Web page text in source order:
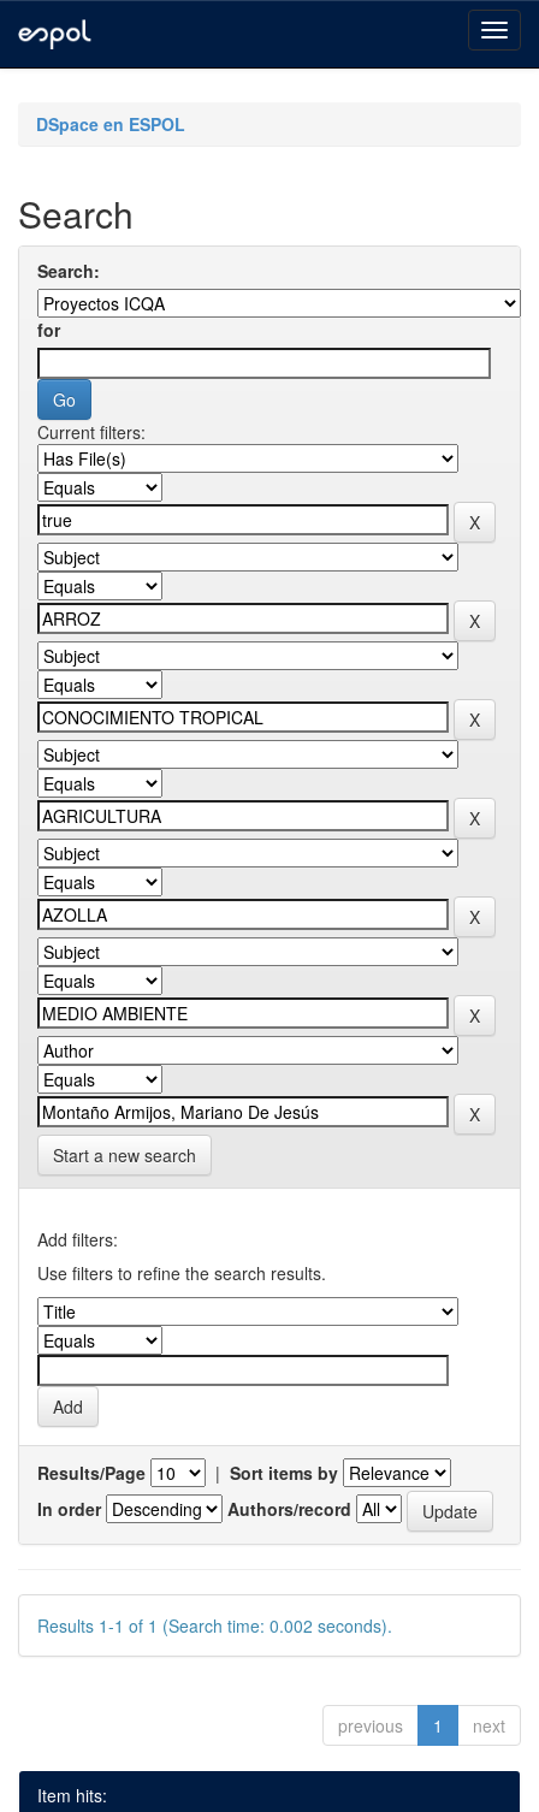
navigationDSpace en ESPOL
Search
Search:
for
Current filters:
Start a new search
Add filters:
Use filters to refine the search results.
Results/Page | Sort items by
In order
Authors/record
Results 1-1 of 1 (Search time: 0.002 seconds).
previous 1 next
Item hits: